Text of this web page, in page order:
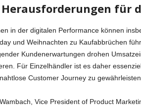
Herausforderungen für
in der digitalen Performance können
und Weihnachten zu Kaufabbrüchen
Kundenerwartungen drohen
Für Einzelhändler ist es daher
Customer Journey zu gewährleisten.
Vice President of Product